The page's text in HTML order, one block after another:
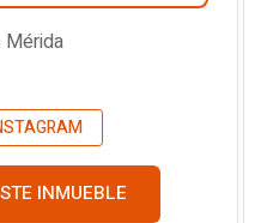
Mérida
INMUEBLE